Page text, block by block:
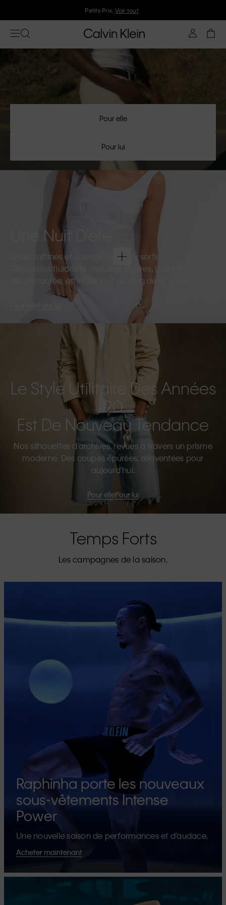
Petits Prix. Voir tout
Pour elle
Pour lui
Une Nuit D’été
Looks raffinés et intemporels pour sortir.
Silhouettes fluides et matières légères. Une élégance
décontractée, affichée tout au long de la soirée.
Le Style Utilitaire Des Années
90
Est De Nouveau Tendance
Nos silhouettes d’archives, revues à travers un prisme
moderne. Des coupes épurées, réinventées pour
aujourd’hui.
Pour ellePour lui
Temps Forts
Les campagnes de la saison.
Raphinha porte les nouveaux
sous-vêtements Intense
Power
Une nouvelle saison de performances et d’audace.
Acheter maintenant